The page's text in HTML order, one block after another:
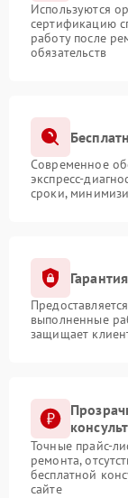
Используются
сертификацию
работу после
обязательств
Современное
экспресс-
сроки,
выполненные
защищает
Точные прайс-
ремонта,
бесплатной
сайте